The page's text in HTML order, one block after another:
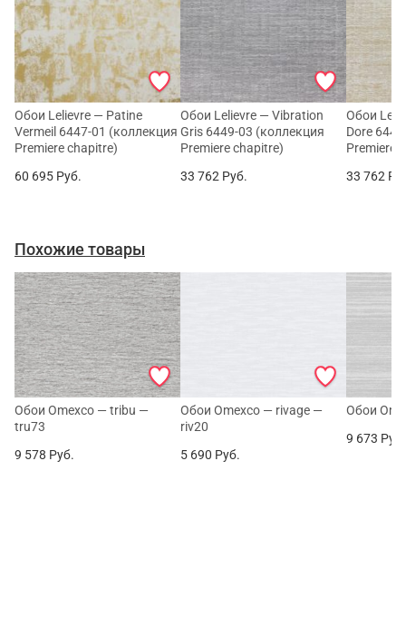
Обои Lelievre — Patine
Vermeil 6447-01 (коллекция
Premiere chapitre)
60 695 Руб.
Обои Lelievre — Vibration
Gris 6449-03 (коллекция
Premiere chapitre)
33 762 Руб.
Обои
Dore
Premiere
33 762
Похожие товары
Обои Omexco — tribu —
tru73
9 578 Руб.
Обои Omexco — rivage —
riv20
5 690 Руб.
Обои
9 673 Руб.